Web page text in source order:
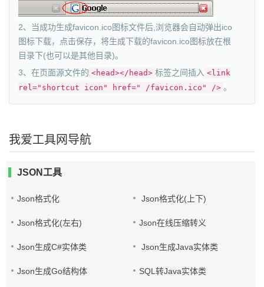
2、当成功生成favicon.ico图标文件后,浏览器会自动弹出ico
图标下载，点击保存，将生成下载的favicon.ico图标放在根
目录下(也可以是其他目录)。
3、在页面源文件的 <head></head> 标签之间插入 <link
rel="shortcut icon" href=" /favicon.ico" /> 。
我爱工具网导航
JSON工具
Json格式化 Json格式化(上下)
Json格式化(左右) Json在线压缩转义
Json生成C#实体类 Json生成Java实体类
Json生成Go结构体 SQL转Java实体类